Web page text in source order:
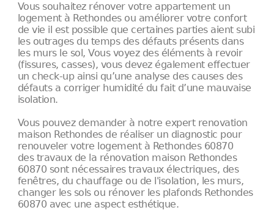
Vous souhaitez rénover votre appartement un
logement à Rethondes ou améliorer votre confort
de vie il est possible que certaines parties aient subi
les outrages du temps des défauts présents dans
les murs le sol, Vous voyez des éléments à revoir
(fissures, casses), vous devez également effectuer
un check-up ainsi qu’une analyse des causes des
défauts a corriger humidité du fait d’une mauvaise
isolation.
Vous pouvez demander à notre expert renovation
maison Rethondes de réaliser un diagnostic pour
renouveler votre logement à Rethondes 60870
des travaux de la rénovation maison Rethondes
60870 sont nécessaires travaux électriques, des
fenêtres, du chauffage ou de l'isolation, les murs,
changer les sols ou rénover les plafonds Rethondes
60870 avec une aspect esthétique.